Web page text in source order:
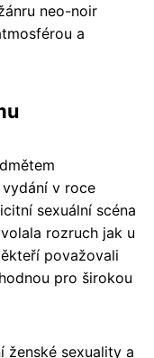
neo-noir
a
v roce
sexuální scéna
rozruch jak u
považovali
pro širokou
ženské sexuality a